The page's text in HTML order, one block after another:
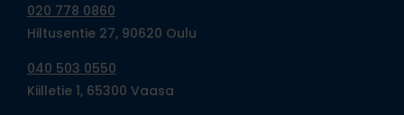
020 778 0860
Hiltusentie 27, 90620 Oulu
040 503 0550
Kiilletie 1, 65300 Vaasa